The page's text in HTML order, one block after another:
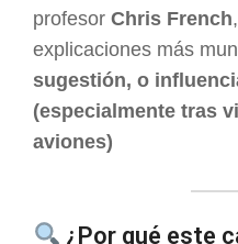
profesor Chris French
explicaciones más
sugestión, o
(especialmente tras
aviones)
¿Por qué este